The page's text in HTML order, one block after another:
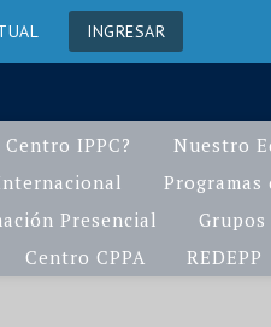
INGRESAR
Centro IPPC?
Nuestro
Presencial
Centro CPPA REDEPP